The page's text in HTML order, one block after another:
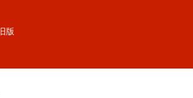
旧版